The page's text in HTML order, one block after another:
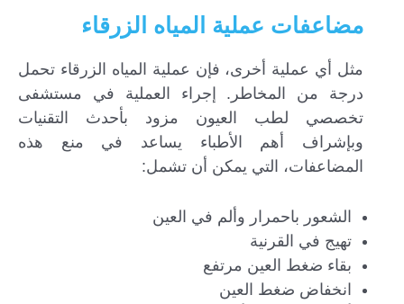
مضاعفات عملية المياه الزرقاء
مثل أي عملية أخرى، فإن عملية المياه الزرقاء تحمل
درجة من المخاطر. إجراء العملية في مستشفى
تخصصي لطب العيون مزود بأحدث التقنيات
وبإشراف أهم الأطباء يساعد في منع هذه
المضاعفات، التي يمكن أن تشمل:
الشعور باحمرار وألم في العين
تهيج في القرنية
بقاء ضغط العين مرتفع
انخفاض ضغط العين